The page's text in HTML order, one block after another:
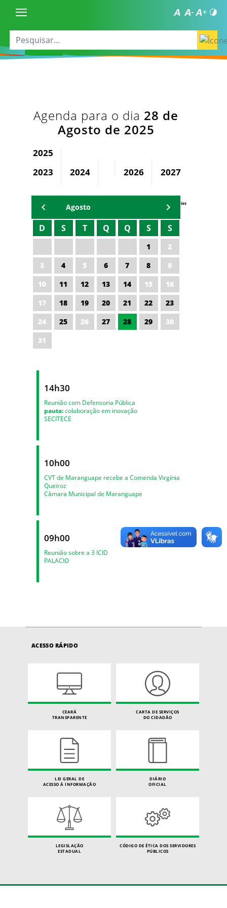
Agenda para o dia 28 de
Agosto de 2025
2025
2023
2024 2026 2027
Agenda Secretárias
Agosto
D S T Q Q S S
1
2
3
4 5 6 7 8
9
10
11 12 13 14 15
16
17
18 19 20 21 22
23
24
25 26 27 28 29
30
31
14h30
Reunião com Defensoria Pública
pauta:colaboração em inovação
SECITECE
10h00
CVT de Maranguape recebe a Comenda Virgínia
Queiroz
Câmara Municipal de Maranguape
09h00
Reunião sobre a 3 ICID
PALACIO
ACESSO RÁPIDO
CEARÁ
TRANSPARENTE
CARTA DE SERVIÇOS
DO CIDADÃO
LEI GERAL DE
ACESSO À INFORMAÇÃO
DIÁRIO
OFICIAL
LEGISLAÇÃO
ESTADUAL
CÓDIGO DE ÉTICA DOS SERVIDORES
PÚBLICOS